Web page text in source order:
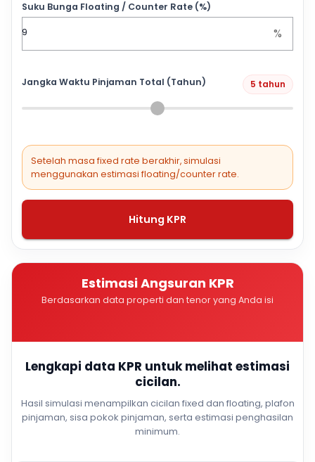
Suku Bunga Floating / Counter Rate (%)
%
Jangka Waktu Pinjaman Total (Tahun) 5 tahun
Setelah masa fixed rate berakhir, simulasi
menggunakan estimasi floating/counter rate.
Hitung KPR
Estimasi Angsuran KPR
Berdasarkan data properti dan tenor yang Anda isi
Lengkapi data KPR untuk melihat estimasi
cicilan.
Hasil simulasi menampilkan cicilan fixed dan floating, plafon
pinjaman, sisa pokok pinjaman, serta estimasi penghasilan
minimum.